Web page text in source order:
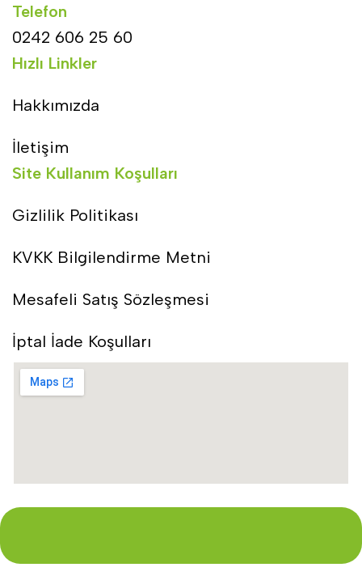
Telefon
0242 606 25 60
Hızlı Linkler
Hakkımızda
İletişim
Site Kullanım Koşulları
Gizlilik Politikası
KVKK Bilgilendirme Metni
Mesafeli Satış Sözleşmesi
İptal İade Koşulları